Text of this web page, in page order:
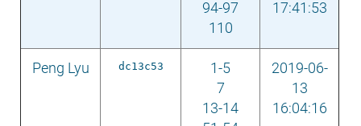
94-97
110
17:41:53
Peng Lyu dc13c53
1-5
7
13-14
2019-06-
13
16:04:16